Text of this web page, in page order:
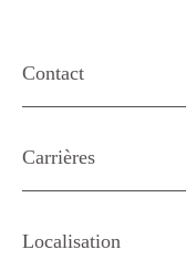
Contact
Carrières
Localisation